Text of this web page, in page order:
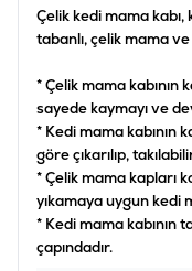
Çelik kedi mama kabı,
tabanlı, çelik mama ve
* Çelik mama kabının
sayede kaymayı ve
* Kedi mama kabının
göre çıkarılıp,
* Çelik mama kapları
yıkamaya uygun kedi
* Kedi mama kabının
çapındadır.